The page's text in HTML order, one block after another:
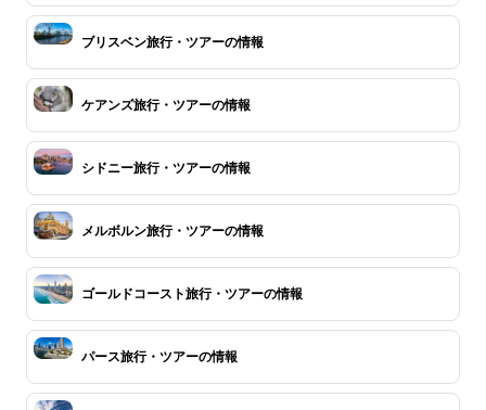
ブリスベン旅行・ツアーの情報
ケアンズ旅行・ツアーの情報
シドニー旅行・ツアーの情報
メルボルン旅行・ツアーの情報
ゴールドコースト旅行・ツアーの情報
パース旅行・ツアーの情報